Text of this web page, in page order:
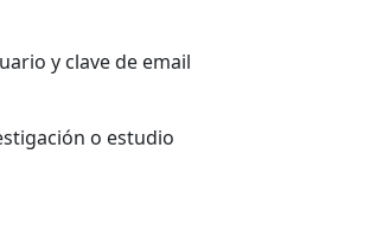
y clave de email
o estudio